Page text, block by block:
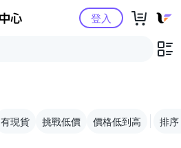
Yahoo購物中心登入
有現貨 挑戰低價 價格低到高 排序